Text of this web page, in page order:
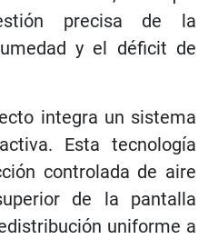
precisa de la
y el déficit de
integra un sistema
Esta tecnología
controlada de aire
de la pantalla
uniforme a